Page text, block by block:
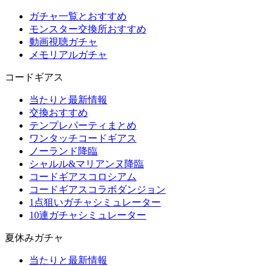
ガチャ一覧とおすすめ
モンスター交換所おすすめ
動画視聴ガチャ
メモリアルガチャ
コードギアス
当たりと最新情報
交換おすすめ
テンプレパーティまとめ
ワンタッチコードギアス
ノーランド降臨
シャルル&マリアンヌ降臨
コードギアスコロシアム
コードギアスコラボダンジョン
1点狙いガチャシミュレーター
10連ガチャシミュレーター
夏休みガチャ
当たりと最新情報